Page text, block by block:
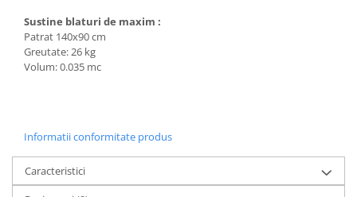
Sustine blaturi de maxim :
Patrat 140x90 cm
Greutate: 26 kg
Volum: 0.035 mc
Informatii conformitate produs
Caracteristici